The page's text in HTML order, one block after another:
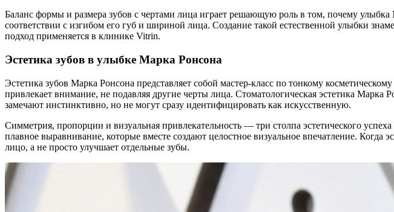
Баланс формы и размера зубов с чертами лица играет решающую роль в том, почему
соответствии с изгибом его губ и шириной лица. Создание такой естественной улыбки
подход применяется в клинике Vitrin.
Эстетика зубов в улыбке Марка Ронсона
Эстетика зубов Марка Ронсона представляет собой мастер-класс по тонкому
привлекает внимание, не подавляя другие черты лица. Стоматологическая эстетика Марка
замечают инстинктивно, но не могут сразу идентифицировать как искусственную.
Симметрия, пропорции и визуальная привлекательность — три столпа эстетического
плавное выравнивание, которые вместе создают целостное визуальное впечатление. Когда
лицо, а не просто улучшает отдельные зубы.